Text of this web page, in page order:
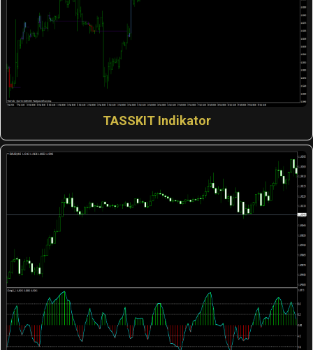
TASSKIT Indikator